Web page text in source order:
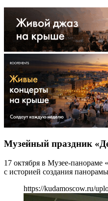
Музейный праздник
17 октября в Музее-панораме
с историей создания
https://kudamoscow.ru/